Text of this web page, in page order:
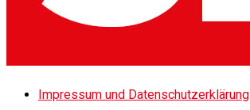
Impressum und Datenschutzerklärung